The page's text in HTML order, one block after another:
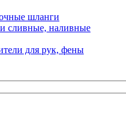
шланги
сливные, наливные
для рук, фены